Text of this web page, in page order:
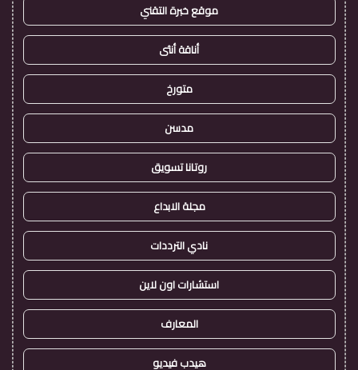
موقع خبرة التقني
أناقة أنثى
متورخ
مدسن
روتانا تسويق
مجلة الابداع
نادي الترددات
استشارات اون لاين
المعارف
هيدب فيديو